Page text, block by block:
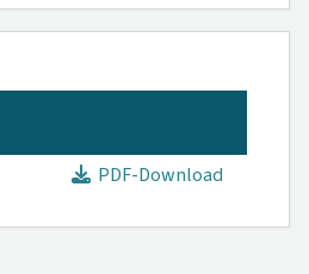
PDF-Download